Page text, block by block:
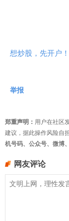
想炒股，先开户
举报
郑重声明： 用户在社区
建议，据此操作风险自担
机号码、公众号、微博
网友评论